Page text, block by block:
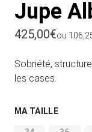
Jupe
Prix habituel
425,00€ou
Sobriété,
les cases.
MA TAILLE